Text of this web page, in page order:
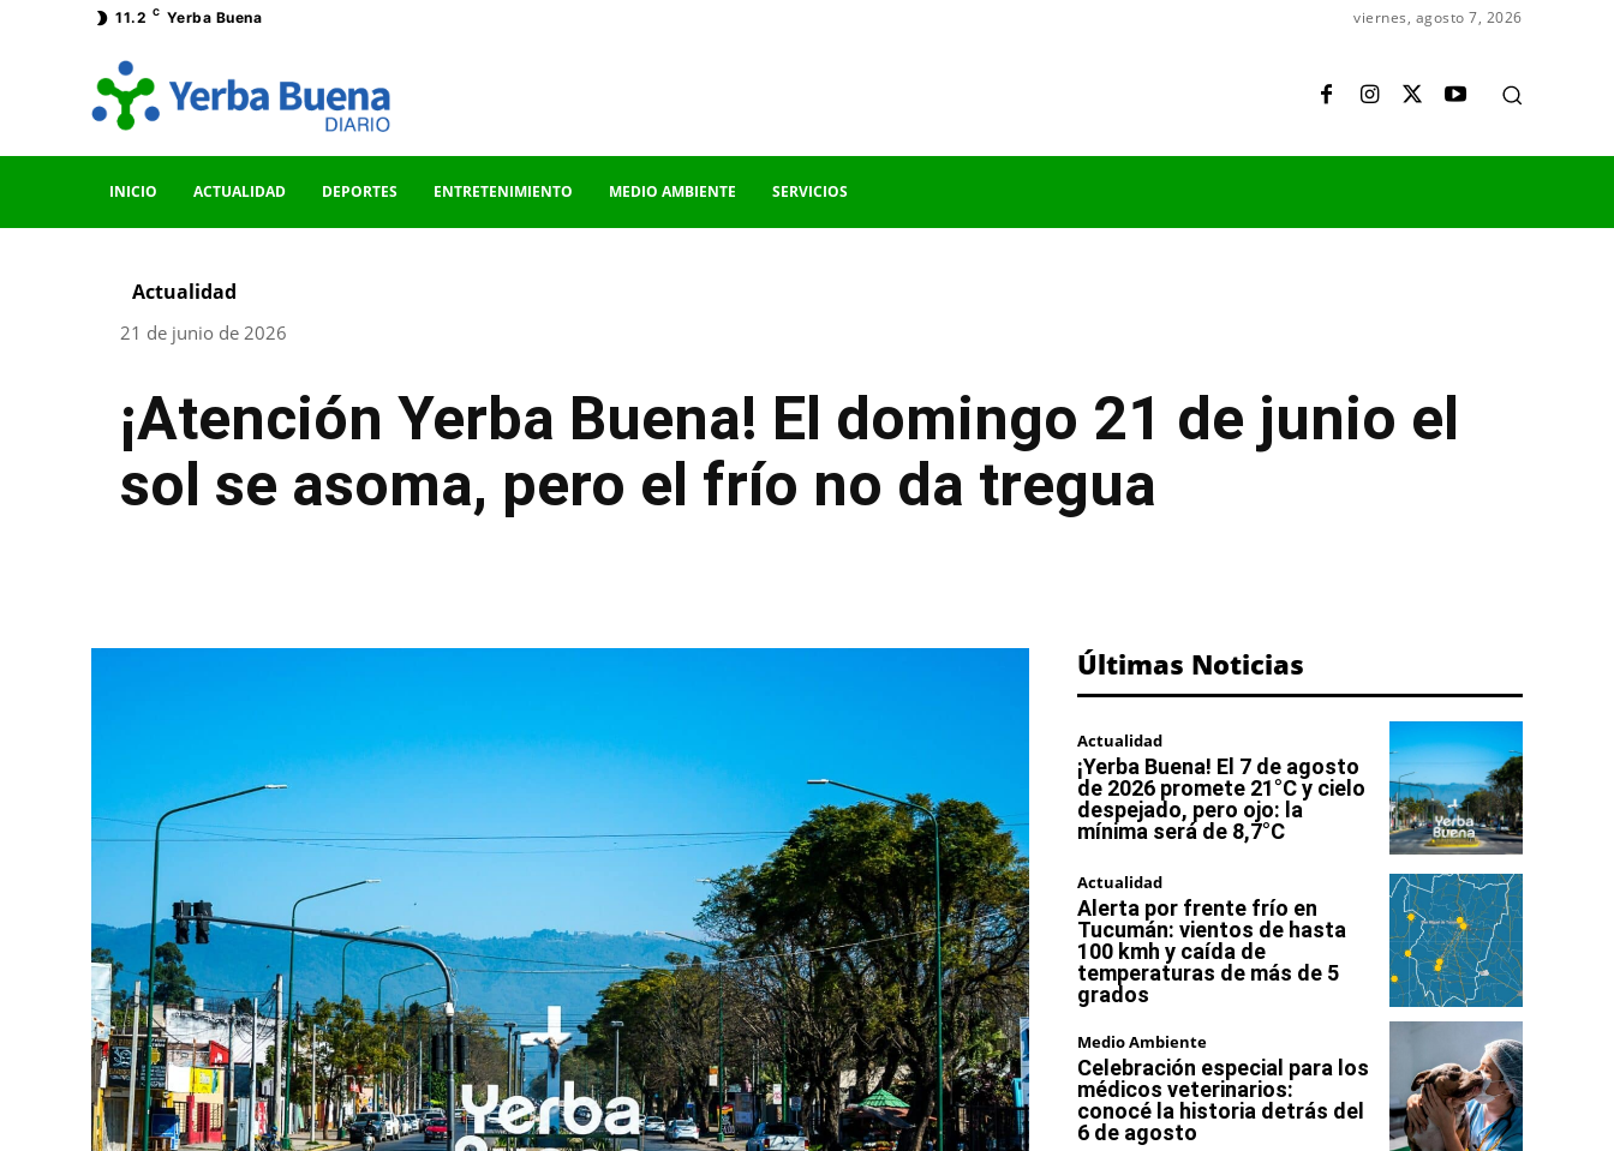
11.2 C Yerba Buena viernes, agosto 7, 2026
INICIO ACTUALIDAD DEPORTES ENTRETENIMIENTO MEDIO AMBIENTE SERVICIOS
Actualidad
21 de junio de 2026
¡Atención Yerba Buena! El domingo 21 de junio el
sol se asoma, pero el frío no da tregua
Últimas Noticias
Actualidad
¡Yerba Buena! El 7 de agosto
de 2026 promete 21°C y cielo
despejado, pero ojo: la
mínima será de 8,7°C
Actualidad
Alerta por frente frío en
Tucumán: vientos de hasta
100 kmh y caída de
temperaturas de más de 5
grados
Medio Ambiente
Celebración especial para los
médicos veterinarios:
conocé la historia detrás del
6 de agosto